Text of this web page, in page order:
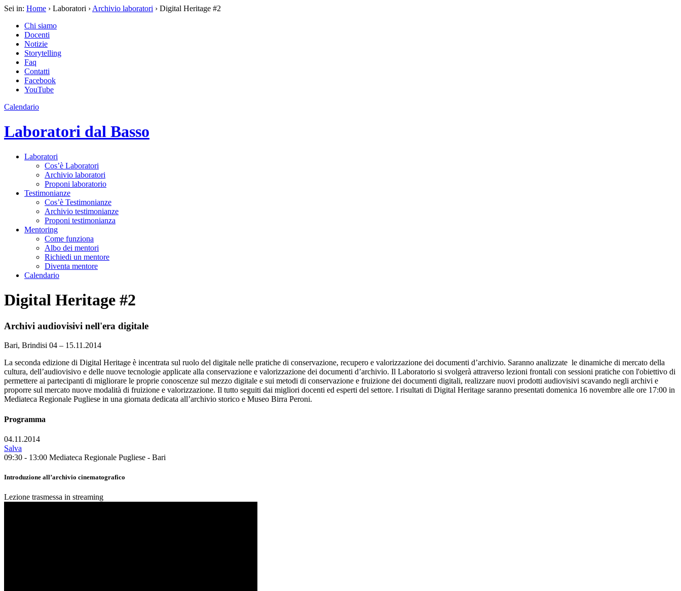
Sei in: Home › Laboratori › Archivio laboratori › Digital Heritage #2
Chi siamo
Docenti
Notizie
Storytelling
Faq
Contatti
Facebook
YouTube
Calendario
Laboratori dal Basso
Laboratori
Cos’è Laboratori
Archivio laboratori
Proponi laboratorio
Testimonianze
Cos’è Testimonianze
Archivio testimonianze
Proponi testimonianza
Mentoring
Come funziona
Albo dei mentori
Richiedi un mentore
Diventa mentore
Calendario
Digital Heritage #2
Archivi audiovisivi nell'era digitale
Bari, Brindisi 04 – 15.11.2014
La seconda edizione di Digital Heritage è incentrata sul ruolo del digitale nelle pratiche di conservazione, recupero e valorizzazione dei documenti d’archivio. Saranno analizzate le dinamiche di mercato della
cultura, dell’audiovisivo e delle nuove tecnologie applicate alla conservazione e valorizzazione dei documenti d’archivio. Il Laboratorio si svolgerà attraverso lezioni frontali con sessioni pratiche con l'obiettivo di
permettere ai partecipanti di migliorare le proprie conoscenze sul mezzo digitale e sui metodi di conservazione e fruizione dei documenti digitali, realizzare nuovi prodotti audiovisivi scavando negli archivi e
proporre sul mercato nuove modalità di fruizione e valorizzazione. Il tutto seguiti dai migliori docenti ed esperti del settore. I risultati di Digital Heritage saranno presentati domenica 16 novembre alle ore 17:00 in
Mediateca Regionale Pugliese in una giornata dedicata all’archivio storico e Museo Birra Peroni.
Programma
04.11.2014
Salva
09:30 - 13:00 Mediateca Regionale Pugliese - Bari
Introduzione all’archivio cinematografico
Lezione trasmessa in streaming